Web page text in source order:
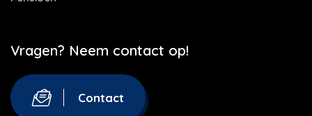
Vragen? Neem contact op!
Contact